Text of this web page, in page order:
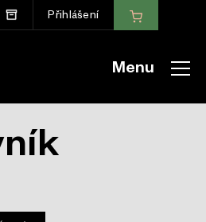
Přihlášení
Menu